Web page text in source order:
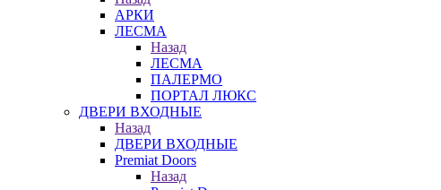
АРКИ
ЛЕСМА
Назад
ЛЕСМА
ПАЛЕРМО
ПОРТАЛ ЛЮКС
ДВЕРИ ВХОДНЫЕ
Назад
ДВЕРИ ВХОДНЫЕ
Premiat Doors
Назад